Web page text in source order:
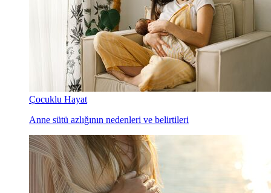
Çocuklu Hayat
Anne sütü azlığının nedenleri ve belirtileri